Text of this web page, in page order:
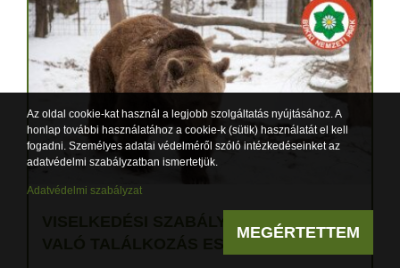
VISELKEDÉSI SZABÁLYOK MEDVÉVEL
VALÓ TALÁLKOZÁS ESETÉN
Az oldal cookie-kat használ a legjobb szolgáltatás nyújtásához. A
honlap további használatához a cookie-k (sütik) használatát el kell
fogadni. Személyes adatai védelméről szóló intézkedéseinket az
adatvédelmi szabályzatban ismertetjük.
Adatvédelmi szabályzat
MEGÉRTETTEM